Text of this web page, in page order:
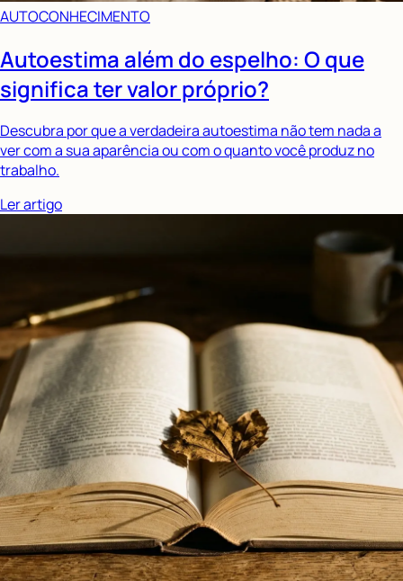
AUTOCONHECIMENTO
Autoestima além do espelho: O que
significa ter valor próprio?
Descubra por que a verdadeira autoestima não tem nada a
ver com a sua aparência ou com o quanto você produz no
trabalho.
Ler artigo